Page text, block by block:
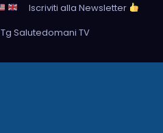
Iscriviti alla Newsletter
Tg Salutedomani TV